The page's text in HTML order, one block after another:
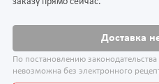
Доставка
По постановлению
невозможна без электронного